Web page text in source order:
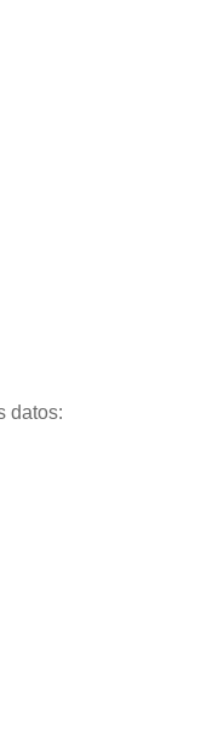
datos: